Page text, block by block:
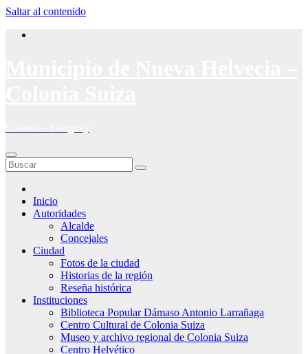
Saltar al contenido
Inicio
Autoridades
Alcalde
Concejales
Ciudad
Fotos de la ciudad
Historias de la región
Reseña histórica
Instituciones
Biblioteca Popular Dámaso Antonio Larrañaga
Centro Cultural de Colonia Suiza
Museo y archivo regional de Colonia Suiza
Centro Helvético